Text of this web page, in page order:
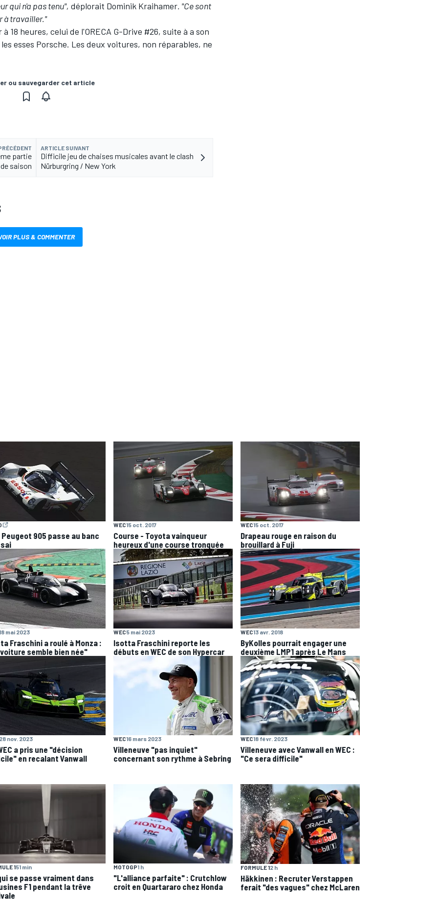
qui n'a pas tenu", déplorait Dominik Kraihamer. "Ce sont
à travailler."
18 heures, celui de l'ORECA G-Drive #26, suite à a son
esses Porsche. Les deux voitures, non réparables, ne
ou sauvegarder cet article
partie
de saison
ARTICLE SUIVANT
Difficile jeu de chaises musicales avant le clash
Nürburgring / New York
PLUS & COMMENTER
Peugeot 905 passe au banc
WEC15 oct. 2017
Course - Toyota vainqueur
heureux d'une course tronquée
WEC15 oct. 2017
Drapeau rouge en raison du
brouillard à Fuji
mai 2023
Fraschini a roulé à Monza :
semble bien née"
WEC5 mai 2023
Isotta Fraschini reporte les
débuts en WEC de son Hypercar
WEC13 avr. 2018
ByKolles pourrait engager une
deuxième LMP1 après Le Mans
28 nov. 2023
a pris une "décision
en recalant Vanwall
WEC16 mars 2023
Villeneuve "pas inquiet"
concernant son rythme à Sebring
WEC18 févr. 2023
Villeneuve avec Vanwall en WEC :
"Ce sera difficile"
151 min
se passe vraiment dans
F1 pendant la trêve
MOTOGP1 h
"L'alliance parfaite" : Crutchlow
croit en Quartararo chez Honda
FORMULE 12 h
Häkkinen : Recruter Verstappen
ferait "des vagues" chez McLaren